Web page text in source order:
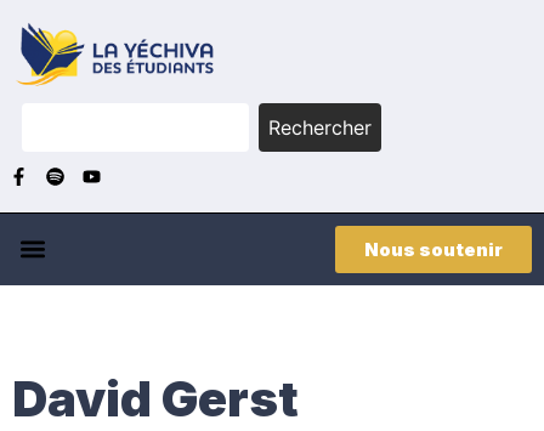
Rechercher
Nous soutenir
David Gerst